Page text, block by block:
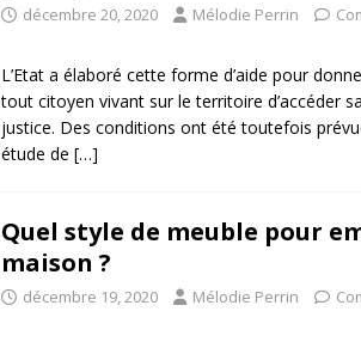
décembre 20, 2020 Mélodie Perrin
L’Etat a élaboré cette forme d’aide pour
tout citoyen vivant sur le territoire d’accéder
justice. Des conditions ont été toutefois
étude de […]
Quel style de meuble pour
maison ?
décembre 19, 2020 Mélodie Perrin